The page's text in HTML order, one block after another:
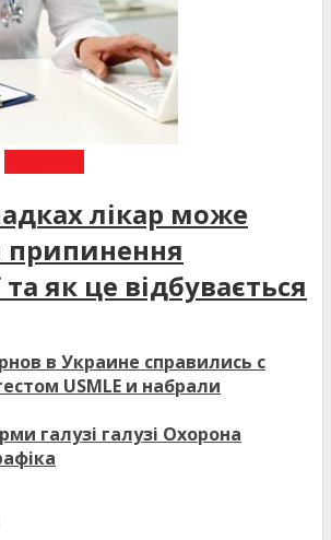
лікар може
припинення
та як це відбувається
в Украине справились с
USMLE и набрали
галузі галузі Охорона